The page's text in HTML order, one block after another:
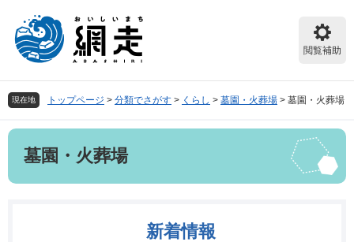
頭
で
飛
ば
閲覧補助
現在地 トップページ > 分類でさがす > くらし > 墓園・火葬場 > 墓園・火葬場
本
墓園・火葬場
新着情報